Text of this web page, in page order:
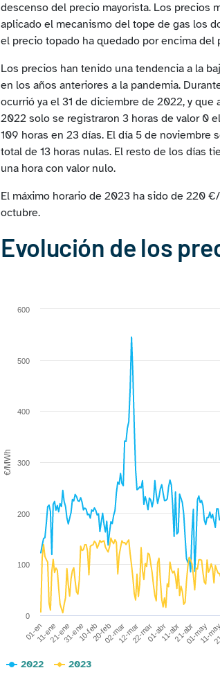
descenso del precio mayorista. Los precios
aplicado el mecanismo del tope de gas los
el precio topado ha quedado por encima
Los precios han tenido una tendencia a la
en los años anteriores a la pandemia.
ocurrió ya el 31 de diciembre de 2022, y
2022 solo se registraron 3 horas de valor 0
109 horas en 23 días. El día 5 de noviembre
total de 13 horas nulas. El resto de los días
una hora con valor nulo.
El máximo horario de 2023 ha sido de 220
octubre.
Evolución de los
The chart has 1 X axis displaying categories.
The chart has 1 Y axis displaying €/MWh.
€/MWh
2022 2023
01-en11-ene21-ene31-ene10-feb20-feb02-mar12-mar22-mar01-abr11-abr21-abr01-may
11-
0
100
200
300
400
500
600